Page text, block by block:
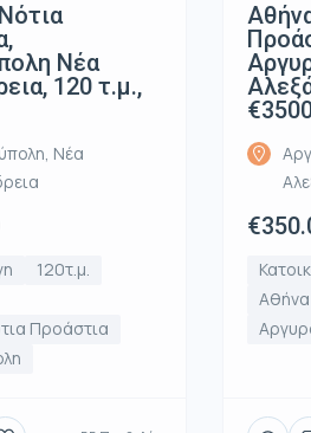
Νέα
120 τ.μ.,
Νέα
120τ.μ.
Προάστια